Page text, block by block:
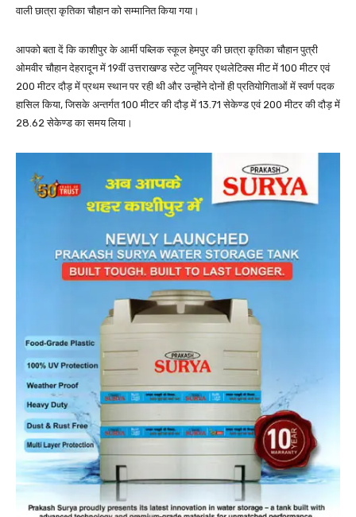
वाली छात्रा कृतिका चौहान को सम्मानित किया गया।
आपको बता दें कि काशीपुर के आर्मी पब्लिक स्कूल हेमपुर की छात्रा कृतिका चौहान पुत्री
ओमवीर चौहान देहरादून में 19वीं उत्तराखण्ड स्टेट जूनियर एथलेटिक्स मीट में 100 मीटर एवं
200 मीटर दौड़ में प्रथम स्थान पर रही थी और उन्होंने दोनों ही प्रतियोगिताओं में स्वर्ण पदक
हासिल किया, जिसके अन्तर्गत 100 मीटर की दौड़ में 13.71 सेकेण्ड एवं 200 मीटर की दौड़ में
28.62 सेकेण्ड का समय लिया।